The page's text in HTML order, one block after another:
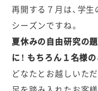
再開する７月は、学
シーズンですね。
夏休みの自由研究の
に！ もちろん１名様
どなたとお越しいた